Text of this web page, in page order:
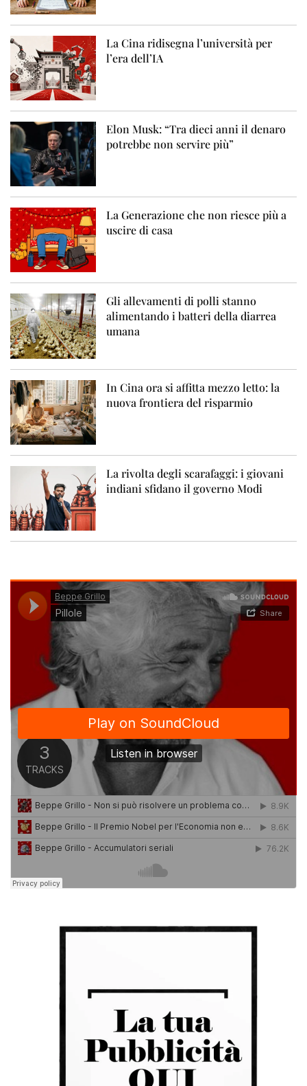
La Cina ridisegna l’università per
l’era dell’IA
Elon Musk: “Tra dieci anni il denaro
potrebbe non servire più”
La Generazione che non riesce più a
uscire di casa
Gli allevamenti di polli stanno
alimentando i batteri della diarrea
umana
In Cina ora si affitta mezzo letto: la
nuova frontiera del risparmio
La rivolta degli scarafaggi: i giovani
indiani sfidano il governo Modi